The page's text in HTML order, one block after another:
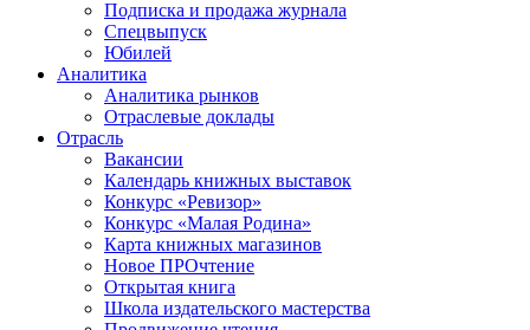
Подписка и продажа журнала
Спецвыпуск
Юбилей
Аналитика
Аналитика рынков
Отраслевые доклады
Отрасль
Вакансии
Календарь книжных выставок
Конкурс «Ревизор»
Конкурс «Малая Родина»
Карта книжных магазинов
Новое ПРОчтение
Открытая книга
Школа издательского мастерства